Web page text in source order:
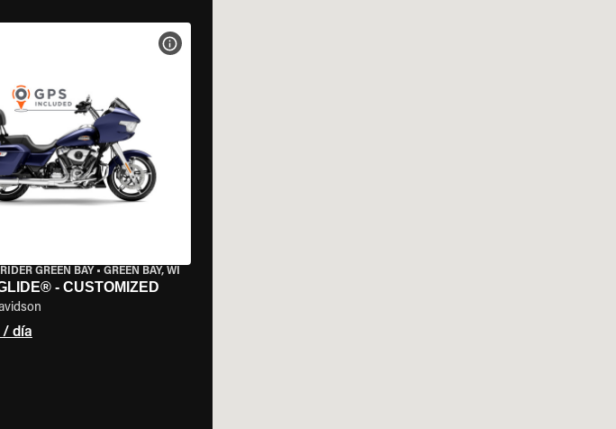
DE LA MOTO
GREEN BAY• GREEN BAY, WI
- CUSTOMIZED
/ día
VER ESPECIFICACIONES DE LA MOTO